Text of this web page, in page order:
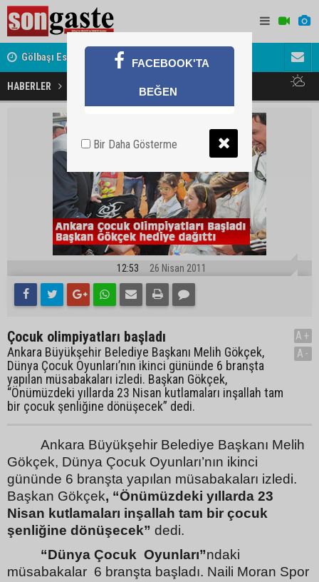
Gölbaşı Esnafının Sesi Ankara Kalkınma Ajansı'nda Avukat
akını
HABERLER Çocuk olimpiyatları başladı
12:53 26 Nisan 2011
Çocuk olimpiyatları başladı
Ankara Büyükşehir Belediye Başkanı Melih Gökçek,
Dünya Çocuk Oyunları’nın ikinci gününde 6 branşta
yapılan müsabakaları izledi. Başkan Gökçek,
“Önümüzdeki yıllarda 23 Nisan kutlamaları inşallah tam
bir çocuk şenliğine dönüşecek” dedi.
A+
A-
Ankara Büyükşehir Belediye Başkanı Melih
Gökçek, Dünya Çocuk Oyunları’nın ikinci
gününde 6 branşta yapılan müsabakaları izledi.
Başkan Gökçek, “Önümüzdeki yıllarda 23
Nisan kutlamaları inşallah tam bir çocuk
şenliğine dönüşecek” dedi.
“Dünya Çocuk Oyunları”ndaki
müsabakalar 6 branşta başladı. Naili Moran Spor
FACEBOOK'TA
BEĞEN
Bir Daha Gösterme